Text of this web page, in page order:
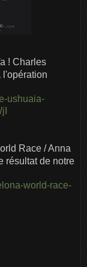
! Charles
l'opération
ushuaia-
Race / Anna
résultat de notre
world-race-